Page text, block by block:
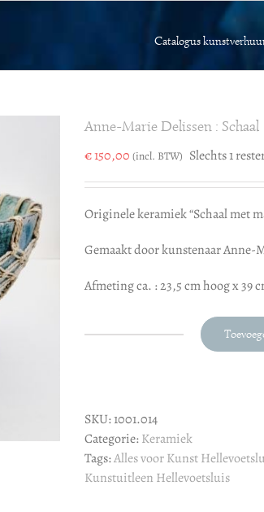
Catalogus
Anne-Marie Delissen : Schaal
€150,00 (incl. BTW) Slechts 1
Originele keramiek “Schaal met
Gemaakt door kunstenaar Anne-
Afmeting ca. : 23,5 cm hoog x 39
Schaal
aantal
SKU:1001.014
Categorie:Keramiek
Tags:Alles voor Kunst
Kunstuitleen Hellevoetsluis